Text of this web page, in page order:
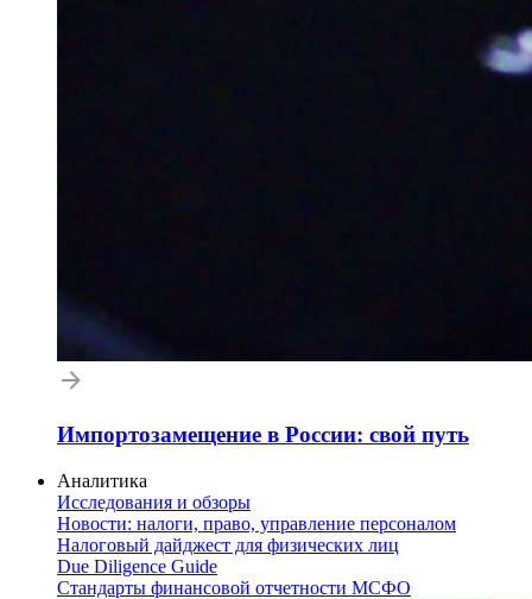
Импортозамещение в России: свой путь
Аналитика
Исследования и обзоры
Новости: налоги, право, управление персоналом
Налоговый дайджест для физических лиц
Due Diligence Guide
Стандарты финансовой отчетности МСФО